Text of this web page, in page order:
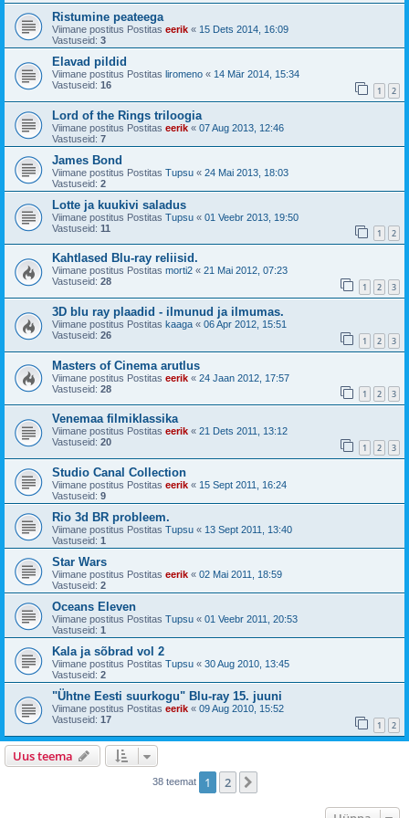
Ristumine peateega
Viimane postitus Postitas eerik « 15 Dets 2014, 16:09
Vastuseid: 3
Elavad pildid
Viimane postitus Postitas liromeno « 14 Mär 2014, 15:34
Vastuseid: 16 1 2
Lord of the Rings triloogia
Viimane postitus Postitas eerik « 07 Aug 2013, 12:46
Vastuseid: 7
James Bond
Viimane postitus Postitas Tupsu « 24 Mai 2013, 18:03
Vastuseid: 2
Lotte ja kuukivi saladus
Viimane postitus Postitas Tupsu « 01 Veebr 2013, 19:50
Vastuseid: 11 1 2
Kahtlased Blu-ray reliisid.
Viimane postitus Postitas morti2 « 21 Mai 2012, 07:23
Vastuseid: 28 1 2 3
3D blu ray plaadid - ilmunud ja ilmumas.
Viimane postitus Postitas kaaga « 06 Apr 2012, 15:51
Vastuseid: 26 1 2 3
Masters of Cinema arutlus
Viimane postitus Postitas eerik « 24 Jaan 2012, 17:57
Vastuseid: 28 1 2 3
Venemaa filmiklassika
Viimane postitus Postitas eerik « 21 Dets 2011, 13:12
Vastuseid: 20 1 2 3
Studio Canal Collection
Viimane postitus Postitas eerik « 15 Sept 2011, 16:24
Vastuseid: 9
Rio 3d BR probleem.
Viimane postitus Postitas Tupsu « 13 Sept 2011, 13:40
Vastuseid: 1
Star Wars
Viimane postitus Postitas eerik « 02 Mai 2011, 18:59
Vastuseid: 2
Oceans Eleven
Viimane postitus Postitas Tupsu « 01 Veebr 2011, 20:53
Vastuseid: 1
Kala ja sõbrad vol 2
Viimane postitus Postitas Tupsu « 30 Aug 2010, 13:45
Vastuseid: 2
"Ühtne Eesti suurkogu" Blu-ray 15. juuni
Viimane postitus Postitas eerik « 09 Aug 2010, 15:52
Vastuseid: 17 1 2
Uus teema
38 teemat 1 2